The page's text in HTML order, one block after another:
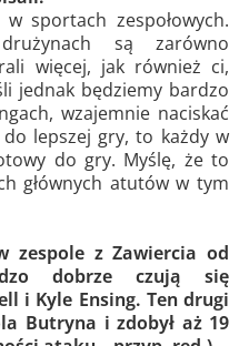
sportach zespołowych.
są zarówno
więcej, jak również ci,
jednak będziemy bardzo
wzajemnie naciskać
lepszej gry, to każdy w
do gry. Myślę, że to
głównych atutów w tym
zespole z Zawiercia od
dobrze czują się
i Kyle Ensing. Ten drugi
Butryna i zdobył aż 19